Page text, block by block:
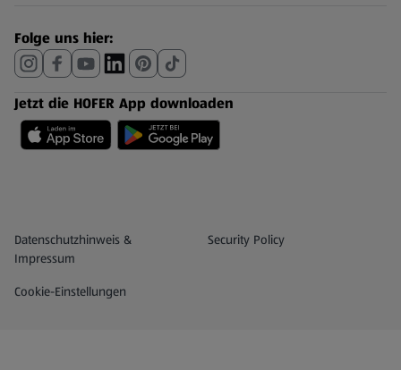
Folge uns hier:
Jetzt die HOFER App downloaden
Datenschutz- und Richtlinienmenü
Datenschutzhinweis &
Impressum
Security Policy
(öffnet in einem neuen Tab)
Cookie-Einstellungen